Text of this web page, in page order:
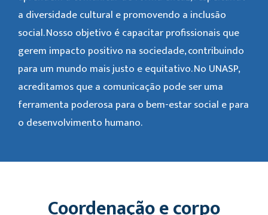
a diversidade cultural e promovendo a inclusão
social. Nosso objetivo é capacitar profissionais que
gerem impacto positivo na sociedade, contribuindo
para um mundo mais justo e equitativo. No UNASP,
acreditamos que a comunicação pode ser uma
ferramenta poderosa para o bem-estar social e para
o desenvolvimento humano.